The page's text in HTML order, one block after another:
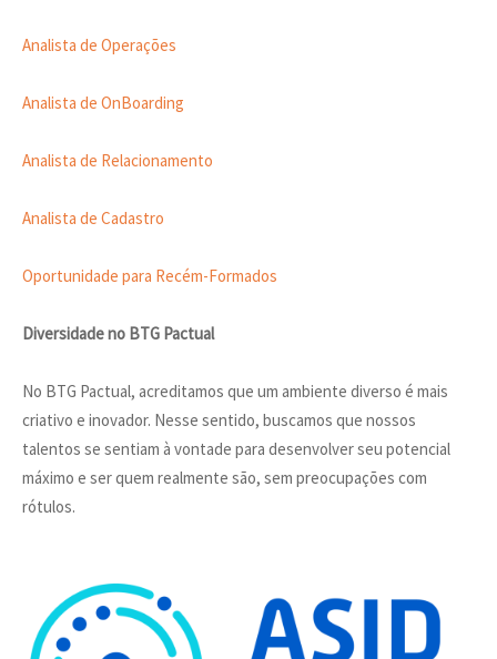
Analista de Operações
Analista de OnBoarding
Analista de Relacionamento
Analista de Cadastro
Oportunidade para Recém-Formados
Diversidade no BTG Pactual
No BTG Pactual, acreditamos que um ambiente diverso é mais
criativo e inovador. Nesse sentido, buscamos que nossos
talentos se sentiam à vontade para desenvolver seu potencial
máximo e ser quem realmente são, sem preocupações com
rótulos.